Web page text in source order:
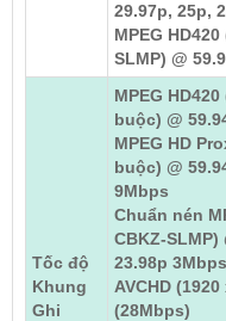
29.97p, 25p,
MPEG
SLMP) @
Tốc độ
Khung
Ghi
MPEG
buộc) @
MPEG HD
buộc) @
9Mbps
Chuẩn nén
CBKZ-SLMP)
23.98p 3Mbps
AVCHD
(28Mbps)